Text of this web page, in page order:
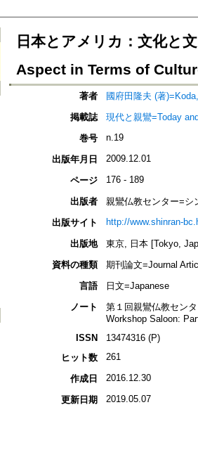
日本とアメリカ：文化と
Aspect in Terms of
著者
國府田隆夫 (著
掲載誌
現代と親鸞=Today
巻号
n.19
出版年月日 2009.12.01
ページ 176 - 189
出版者
親鸞仏教センター=シ
出版サイト
http://www.shinran-
出版地
東京, 日本 [Tokyo,
資料の種類
期刊論文=Journal
言語
日文=Japanese
ノート
第１回親鸞仏教セン
Workshop Saloon:
ISSN
13474316 (P)
ヒット数
261
作成日 2016.12.30
更新日期 2019.05.07